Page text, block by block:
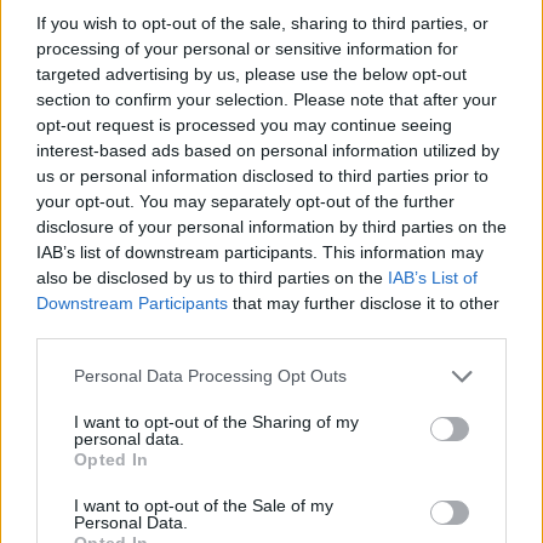
If you wish to opt-out of the sale, sharing to third parties, or
processing of your personal or sensitive information for
targeted advertising by us, please use the below opt-out
section to confirm your selection. Please note that after your
opt-out request is processed you may continue seeing
interest-based ads based on personal information utilized by
us or personal information disclosed to third parties prior to
your opt-out. You may separately opt-out of the further
disclosure of your personal information by third parties on the
IAB’s list of downstream participants. This information may
also be disclosed by us to third parties on the IAB’s List of
Downstream Participants that may further disclose it to other
Personal Data Processing Opt Outs
I want to opt-out of the Sharing of my
personal data.
Opted In
I want to opt-out of the Sale of my
Personal Data.
Raportohen 25 vatra zjarri
në 12 orë, 10 mbeten
vijojnë nga toka e ajri
Analiza: Një shqiptar ka
nevojë për 28 mijë dollarë
“pragun e lumturisë”